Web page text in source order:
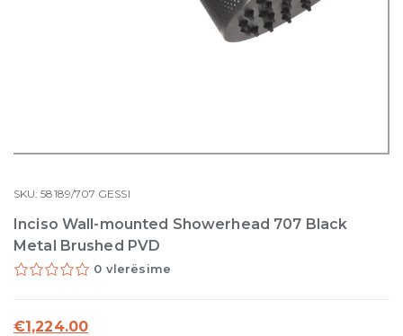
SKU:58189/707 GESSI
Inciso Wall-mounted Showerhead 707 Black
Metal Brushed PVD
0 vlerësime
€1,224.00